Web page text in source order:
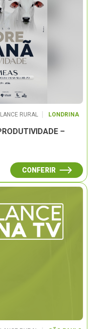
RURAL
LONDRINA
–
CONFERIR